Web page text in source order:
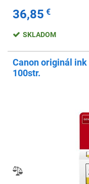
36,85 €
SKLADOM
Canon originál ink
100str.